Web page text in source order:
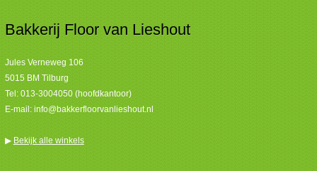
Bakkerij Floor van Lieshout
Jules Verneweg 106
5015 BM Tilburg
Tel: 013-3004050 (hoofdkantoor)
E-mail: info@bakkerfloorvanlieshout.nl
▶ Bekijk alle winkels